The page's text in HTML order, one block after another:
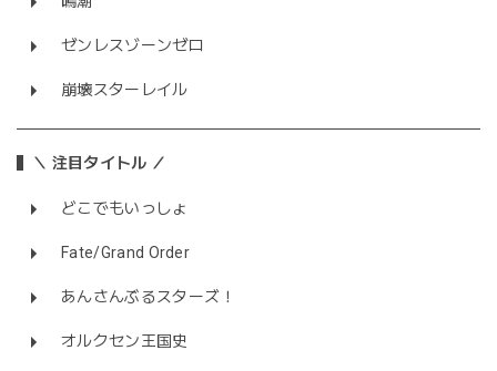
ゼンレスゾーンゼロ
崩壊スターレイル
＼ 注目タイトル ／
どこでもいっしょ
Fate/Grand Order
あんさんぶるスターズ！
オルクセン王国史